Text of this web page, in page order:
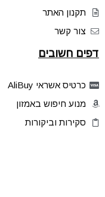
תקנון האתר
צור קשר
דפים חשובים
כרטיס אשראי AliBuy
מנוע חיפוש באמזון
סקירות וביקורות